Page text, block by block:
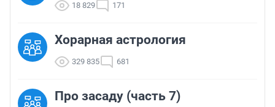
18 829 171
Хорарная астрология
329 835 681
Про засаду (часть 7)